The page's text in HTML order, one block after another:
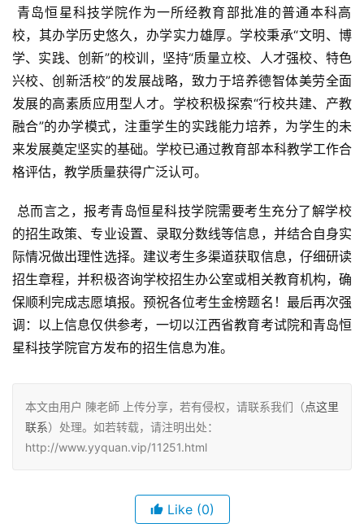
校，其办学历史悠久，办学实力雄厚。学校秉承“文明、博
学、实践、创新”的校训，坚持“质量立校、人才强校、特色
兴校、创新活校”的发展战略，致力于培养德智体美劳全面
发展的高素质应用型人才。学校积极探索“行校共建、产教
融合”的办学模式，注重学生的实践能力培养，为学生的未
来发展奠定坚实的基础。学校已通过教育部本科教学工作合
格评估，教学质量获得广泛认可。
的招生政策、专业设置、录取分数线等信息，并结合自身实
际情况做出理性选择。建议考生多渠道获取信息，仔细研读
招生章程，并积极咨询学校招生办公室或相关教育机构，确
保顺利完成志愿填报。预祝各位考生金榜题名！最后再次强
调：以上信息仅供参考，一切以江西省教育考试院和青岛恒
星科技学院官方发布的招生信息为准。
本文由用户 陳老師 上传分享，若有侵权，请联系我们（点这里
联系）处理。如若转载，请注明出处：
http://www.yyquan.vip/11251.html
Like (0)